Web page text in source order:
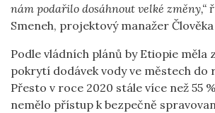
nám podařilo dosáhnout velké změny,“
Smeneh, projektový manažer
Podle vládních plánů by Etiopie měla
pokrytí dodávek vody ve městech do
Přesto v roce 2020 stále více než 55
nemělo přístup k bezpečně